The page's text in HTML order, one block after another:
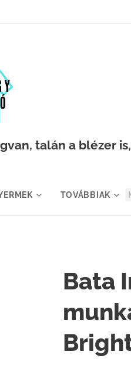
talán a blézer
TOVÁBBIAK
Bata